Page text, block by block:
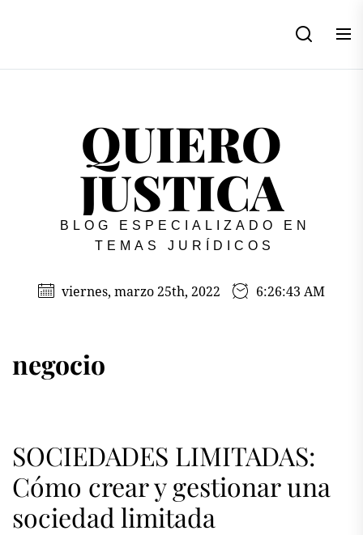
content
QUIERO
JUSTICA
BLOG ESPECIALIZADO EN
TEMAS JURÍDICOS
viernes, marzo 25th, 2022 6:26:43 AM
negocio
SOCIEDADES LIMITADAS:
Cómo crear y gestionar una
sociedad limitada